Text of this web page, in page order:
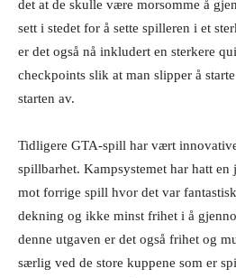
det at de skulle være morsomme å
sett i stedet for å sette spilleren i et
er det også nå inkludert en sterkere
checkpoints slik at man slipper å
starten av.
Tidligere GTA-spill har vært
spillbarhet. Kampsystemet har hatt
mot forrige spill hvor det var
dekning og ikke minst frihet i å
denne utgaven er det også frihet og
særlig ved de store kuppene som er